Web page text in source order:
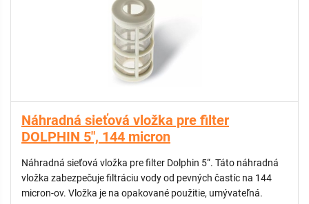
Náhradná sieťová vložka pre filter
DOLPHIN 5", 144 micron
Náhradná sieťová vložka pre filter Dolphin 5“. Táto náhradná
vložka zabezpečuje filtráciu vody od pevných častíc na 144
micron-ov. Vložka je na opakované použitie, umývateľná.